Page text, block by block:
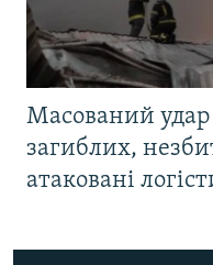
Масований удар
загиблих,
атаковані